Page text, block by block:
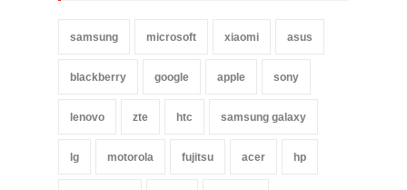
samsung microsoft xiaomi asus
blackberry google apple sony
lenovo zte htc samsung galaxy
lg motorola fujitsu acer hp